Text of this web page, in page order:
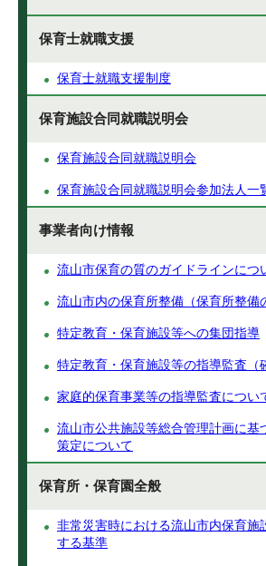
保育士就職支援
保育士就職支援制度
保育施設合同就職説明会
保育施設合同就職説明会
保育施設合同就職説明会参加法人一
事業者向け情報
流山市保育の質のガイドラインにつ
流山市内の保育所整備（保育所整備
特定教育・保育施設等への集団指導
特定教育・保育施設等の指導監査（
家庭的保育事業等の指導監査につい
流山市公共施設等総合管理計画に基
策定について
保育所・保育園全般
非常災害時における流山市内保育施
する基準